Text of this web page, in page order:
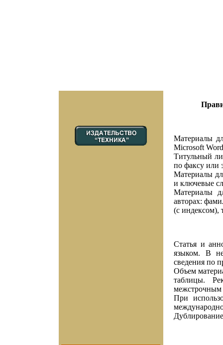
Материалы
Microsoft
Титульный
по факсу или
Материалы
и ключевые
Материалы
авторах:
(с индексом),
Статья и
языком. В
сведения по
Объем
таблицы.
межстрочным
При